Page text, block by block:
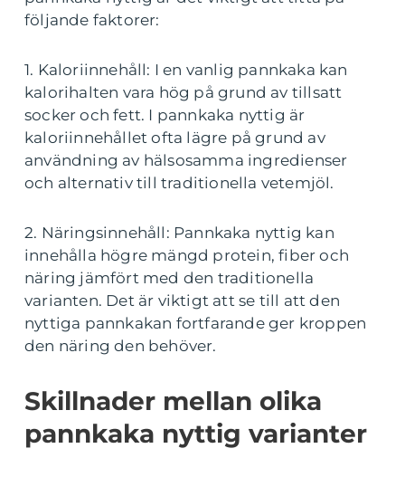
följande faktorer:
1. Kaloriinnehåll: I en vanlig pannkaka kan
kalorihalten vara hög på grund av tillsatt
socker och fett. I pannkaka nyttig är
kaloriinnehållet ofta lägre på grund av
användning av hälsosamma ingredienser
och alternativ till traditionella vetemjöl.
2. Näringsinnehåll: Pannkaka nyttig kan
innehålla högre mängd protein, fiber och
näring jämfört med den traditionella
varianten. Det är viktigt att se till att den
nyttiga pannkakan fortfarande ger kroppen
den näring den behöver.
Skillnader mellan olika
pannkaka nyttig varianter